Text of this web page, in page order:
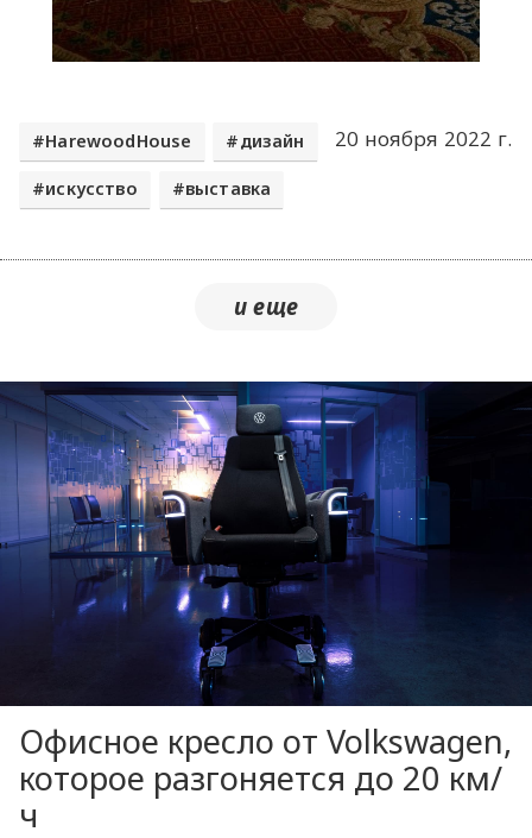
20 ноября 2022 г.
HarewoodHouse дизайн
искусство выставка
Офисное кресло от Volkswagen,
которое разгоняется до 20 км/
ч